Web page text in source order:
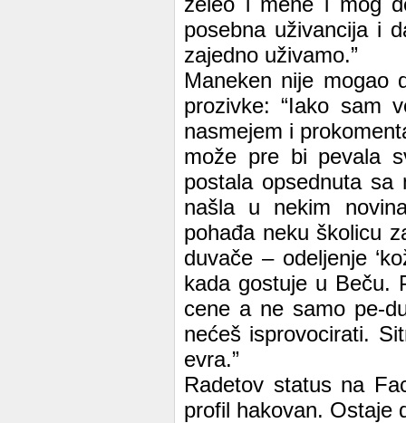
posebna uživancija i
zajedno uživamo.”
Maneken nije mogao
prozivke: “Iako sam
nasmejem i
može pre bi pevala
postala opsednuta sa
našla u nekim
pohađa neku školicu
duvače – odeljenje
kada gostuje u Beču.
cene a ne samo pe-
nećeš isprovocirati.
evra.”
Radetov status na
profil hakovan. Ostaje